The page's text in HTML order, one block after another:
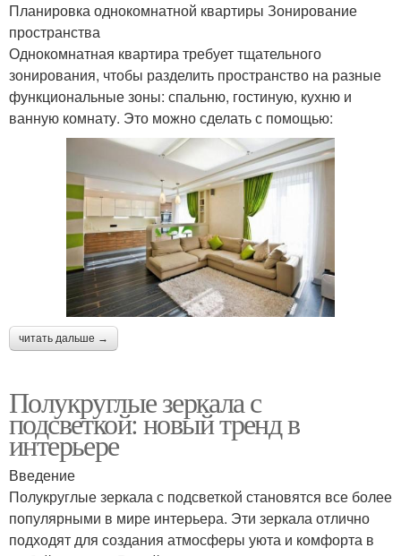
Планировка однокомнатной квартиры Зонирование
пространства
Однокомнатная квартира требует тщательного
зонирования, чтобы разделить пространство на разные
функциональные зоны: спальню, гостиную, кухню и
ванную комнату. Это можно сделать с помощью:
читать дальше →
Полукруглые зеркала с
подсветкой: новый тренд в
интерьере
Введение
Полукруглые зеркала с подсветкой становятся все более
популярными в мире интерьера. Эти зеркала отлично
подходят для создания атмосферы уюта и комфорта в